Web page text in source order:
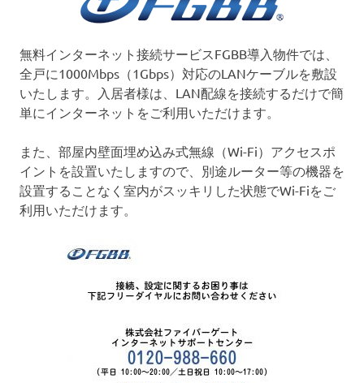
無料インターネット接続サービスFGBB導入物件では、
全戸に1000Mbps（1Gbps）対応のLANケーブルを敷設
いたします。入居者様は、LAN配線を接続するだけで簡
単にインターネットをご利用いただけます。
また、部屋内壁面埋め込み式無線（Wi-Fi）アクセスポ
イントを設置いたしますので、別途ルーター等の機器を
設置することなく室内がスッキリした状態でWi-Fiをご
利用いただけます。